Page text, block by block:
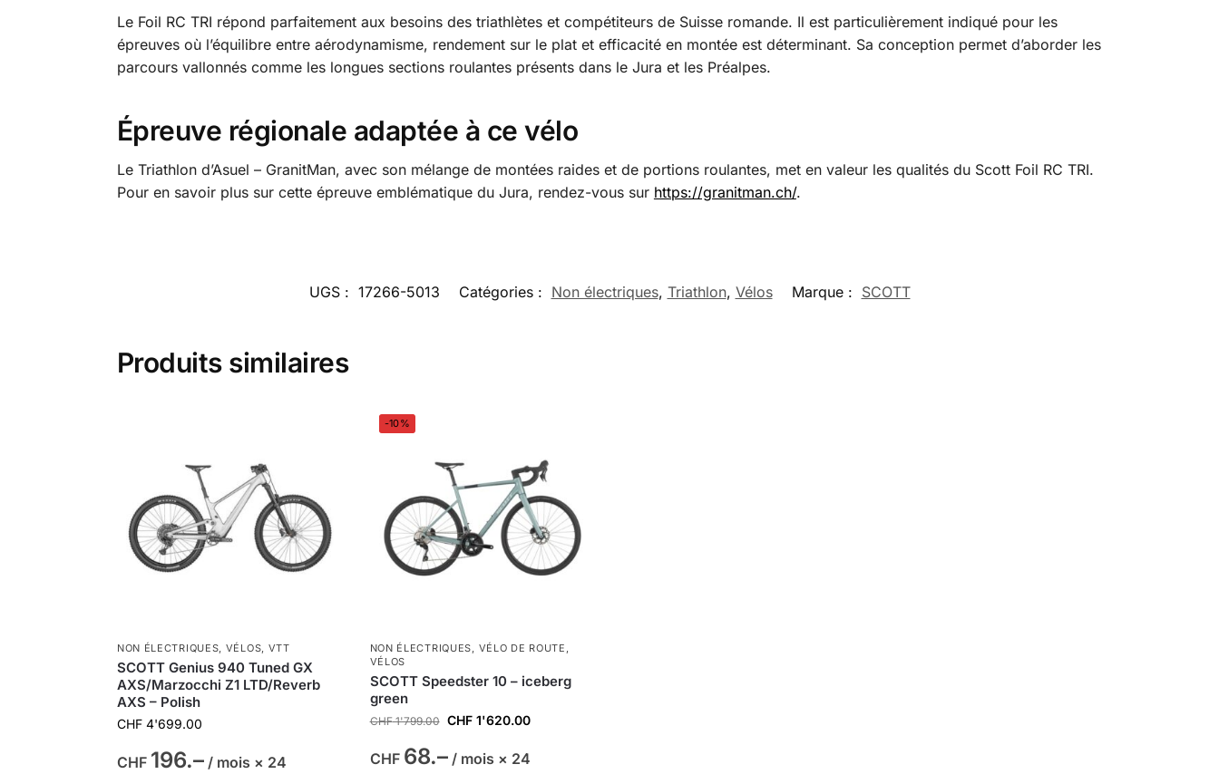
Le Foil RC TRI répond parfaitement aux besoins des triathlètes et compétiteurs de Suisse romande. Il est particulièrement indiqué pour les
épreuves où l’équilibre entre aérodynamisme, rendement sur le plat et efficacité en montée est déterminant. Sa conception permet d’aborder les
parcours vallonnés comme les longues sections roulantes présents dans le Jura et les Préalpes.
Épreuve régionale adaptée à ce vélo
Le Triathlon d’Asuel – GranitMan, avec son mélange de montées raides et de portions roulantes, met en valeur les qualités du Scott Foil RC TRI.
Pour en savoir plus sur cette épreuve emblématique du Jura, rendez-vous sur https://granitman.ch/.
UGS : 17266-5013 Catégories : Non électriques, Triathlon, Vélos Marque : SCOTT
Produits similaires
NON ÉLECTRIQUES VÉLOS VTT
SCOTT Genius 940 Tuned GX
AXS/Marzocchi Z1 LTD/Reverb
AXS – Polish
CHF4'699.00
CHF 196.–/ mois × 24
-10%
NON ÉLECTRIQUES VÉLO DE ROUTE
VÉLOS
SCOTT Speedster 10 – iceberg
green
CHF1'799.00 CHF1'620.00
CHF 68.–/ mois × 24